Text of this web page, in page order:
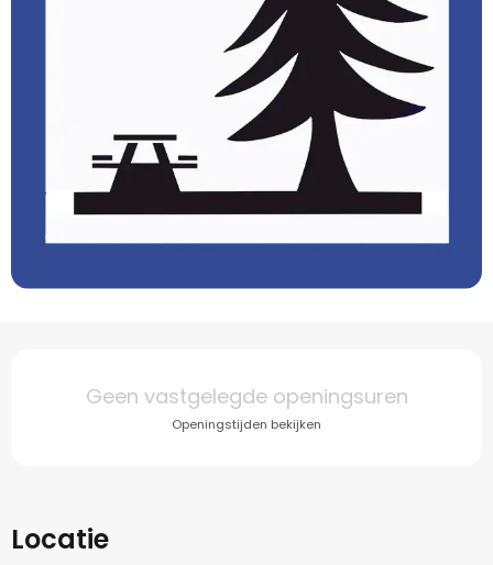
Openingstijden en
Geen vastgelegde openingsuren
Openingstijden bekijken
Locatie